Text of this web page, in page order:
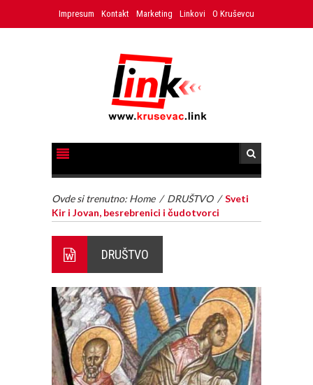
Impresum Kontakt Marketing Linkovi O Kruševcu
Ovde si trenutno: Home / DRUŠTVO /Sveti
Kir i Jovan, besrebrenici i čudotvorci
DRUŠTVO